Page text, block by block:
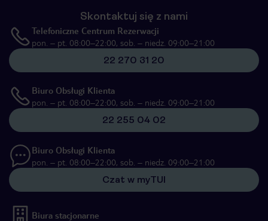
Skontaktuj się z nami
Telefoniczne Centrum Rezerwacji
pon. – pt. 08:00–22:00, sob. – niedz. 09:00–21:00
22 270 31 20
Biuro Obsługi Klienta
pon. – pt. 08:00–22:00, sob. – niedz. 09:00–21:00
22 255 04 02
Biuro Obsługi Klienta
pon. – pt. 08:00–22:00, sob. – niedz. 09:00–21:00
Czat w myTUI
Biura stacjonarne